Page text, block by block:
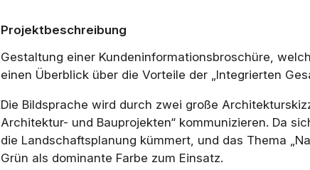
Projektbeschreibung
Gestaltung einer Kundeninformationsbroschüre,
einen Überblick über die Vorteile der „Integrierten
Die Bildsprache wird durch zwei große
Architektur- und Bauprojekten“ kommunizieren. Da
die Landschaftsplanung kümmert, und das Thema
Grün als dominante Farbe zum Einsatz.